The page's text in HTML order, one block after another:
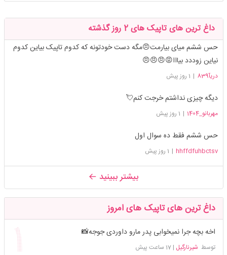
داغ ترین های تاپیک های 2 روز گذشته
حس ششم میای بیارمت😠مگه دست خودتونه که کدوم تاپیک بیاین کدوم
نیاین زوددد بیااا😡😠😠😠
دریآ839 | 1 روز پیش
دیگه چیزی نداشتم خرجت کنم💘
مهربانو_1404 | 1 روز پیش
حس ششم فقط ده سوال اول
hhffdfuhbctsv
| 1 روز پیش
بیشتر ببینید
داغ ترین های تاپیک های امروز
اخه بچه جرا نمیخوابی پدر مارو داوردی جوجه📸
توسط شیرنارگیل |17 ساعت پیش